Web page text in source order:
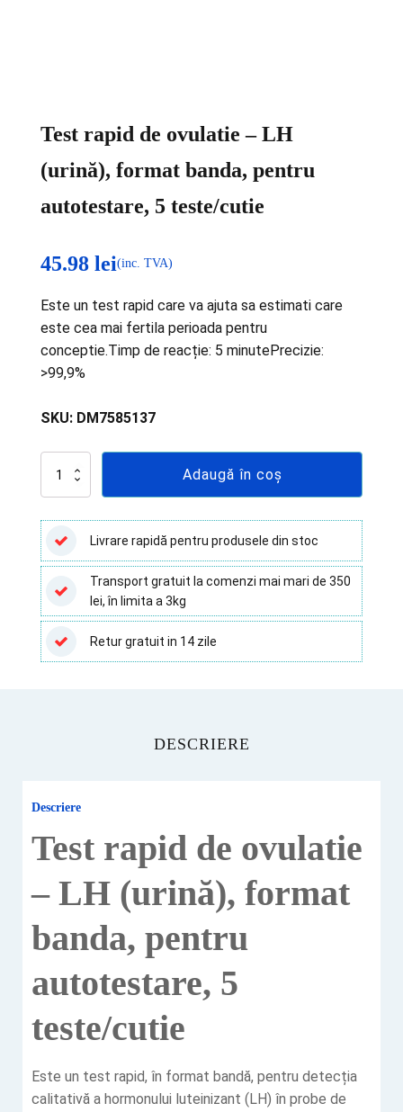
Test rapid de ovulatie – LH
(urină), format banda, pentru
autotestare, 5 teste/cutie
45.98 lei(inc. TVA)
Este un test rapid care va ajuta sa estimati care
este cea mai fertila perioada pentru
conceptie.Timp de reacție: 5 minutePrecizie:
>99,9%
SKU: DM7585137
Cantitate
rapid
de
ovulatie
–
LH
(urină),
format
banda,
pentru
autotestare,
Adaugă în coș
Livrare rapidă pentru produsele din stoc
Transport gratuit la comenzi mai mari de 350
lei, în limita a 3kg
Retur gratuit in 14 zile
DESCRIERE
Descriere
Test rapid de ovulatie
– LH (urină), format
banda, pentru
autotestare, 5
teste/cutie
Este un test rapid, în format bandă, pentru detecția
calitativă a hormonului luteinizant (LH) în probe de